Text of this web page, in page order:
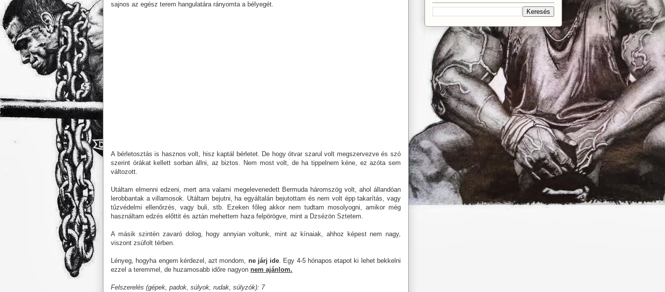
sajnos az egész terem hangulatára rányomta a bélyegét.
A bérletosztás is hasznos volt, hisz kaptál bérletet. De hogy ótvar szarul volt megszervezve és szó
szerint órákat kellett sorban állni, az biztos. Nem most volt, de ha tippelnem kéne, ez azóta sem
változott.
Utáltam elmenni edzeni, mert arra valami megelevenedett Bermuda háromszög volt, ahol állandóan
lerobbantak a villamosok. Utáltam bejutni, ha egyáltalán bejutottam és nem volt épp takarítás, vagy
tűzvédelmi ellenőrzés, vagy buli, stb. Ezeken főleg akkor nem tudtam mosolyogni, amikor még
használtam edzés előttit és aztán mehettem haza felpörögve, mint a Dzsézön Sztetem.
A másik szintén zavaró dolog, hogy annyian voltunk, mint az kínaiak, ahhoz képest nem nagy,
viszont zsúfolt térben.
Lényeg, hogyha engem kérdezel, azt mondom, ne járj ide. Egy 4-5 hónapos etapot ki lehet bekkelni
ezzel a teremmel, de huzamosabb időre nagyon nem ajánlom.
Felszerelés (gépek, padok, súlyok, rudak, súlyzók): 7